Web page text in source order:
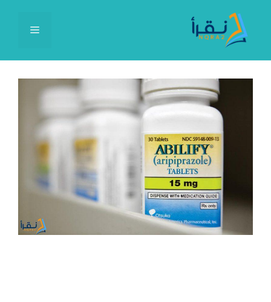
المحتوى
القائمة